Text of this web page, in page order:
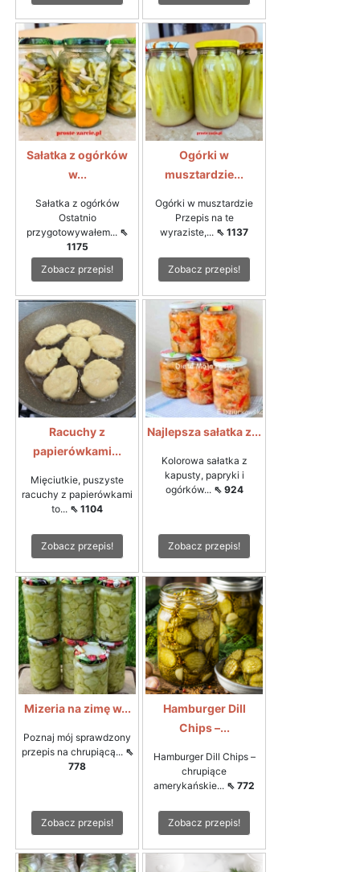
Sałatka z ogórków
w...
Sałatka z ogórków
Ostatnio
przygotowywałem... ⇖
1175
Zobacz przepis!
Ogórki w
musztardzie...
Ogórki w musztardzie
Przepis na te
wyraziste,... ⇖ 1137
Zobacz przepis!
Racuchy z
papierówkami...
Mięciutkie, puszyste
racuchy z papierówkami
to... ⇖ 1104
Zobacz przepis!
Najlepsza sałatka z...
Kolorowa sałatka z
kapusty, papryki i
ogórków... ⇖ 924
Zobacz przepis!
Mizeria na zimę w...
Poznaj mój sprawdzony
przepis na chrupiącą... ⇖
778
Zobacz przepis!
Hamburger Dill
Chips –...
Hamburger Dill Chips –
chrupiące
amerykańskie... ⇖ 772
Zobacz przepis!